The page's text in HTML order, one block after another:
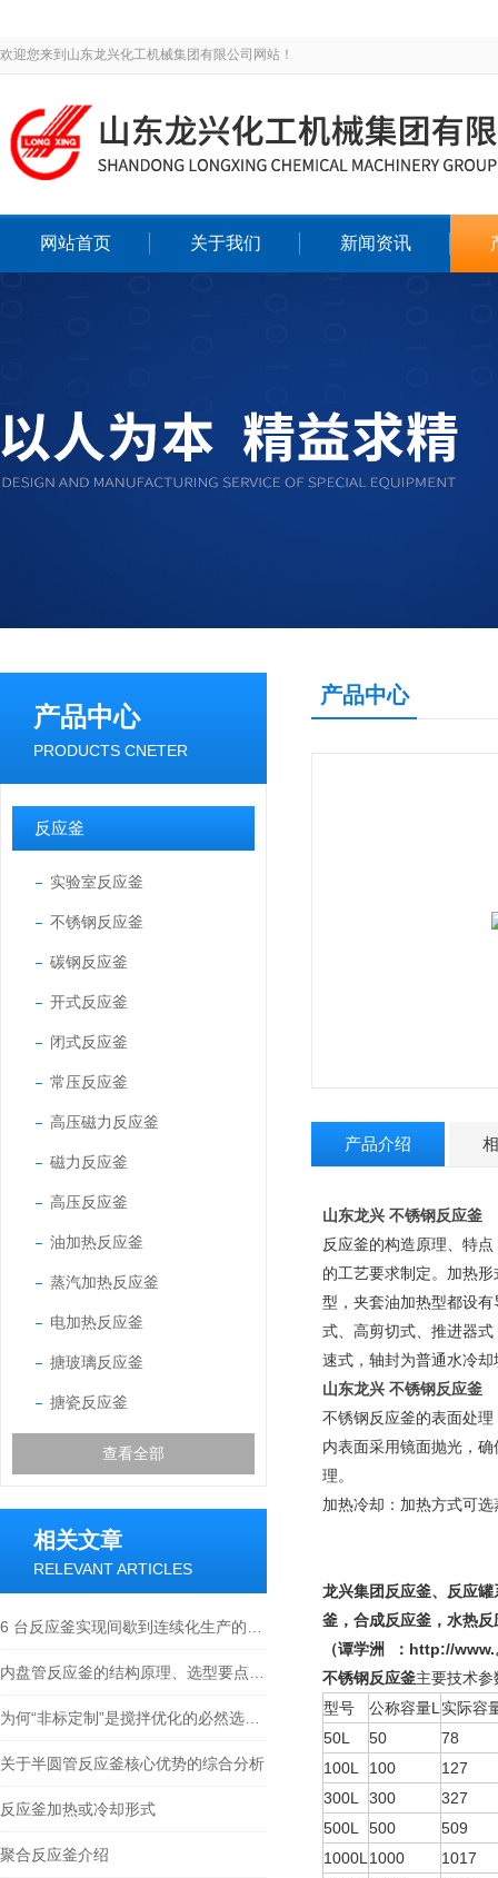
欢迎您来到山东龙兴化工机械集团有限公司网站！
网站首页 关于我们 新闻资讯
产品中心
PRODUCTS CNETER
反应釜
实验室反应釜
不锈钢反应釜
碳钢反应釜
开式反应釜
闭式反应釜
常压反应釜
高压磁力反应釜
磁力反应釜
高压反应釜
油加热反应釜
蒸汽加热反应釜
电加热反应釜
搪玻璃反应釜
搪瓷反应釜
查看全部
相关文章
RELEVANT ARTICLES
关于半圆管反应釜核心优势的综合分析
反应釜加热或冷却形式
聚合反应釜介绍
产品中心
产品介绍
山东龙兴 不锈钢反应釜
反应釜的构造原理、特点
的工艺要求制定。加热
型，夹套油加热型都设
式、高剪切式、推进器
速式，轴封为普通水冷却
山东龙兴 不锈钢反应釜
不锈钢反应釜的表面处理
内表面采用镜面抛光 ，
理。
加热冷却：加热方式可
龙兴集团反应釜、反应罐
釜，合成反应釜，水热
（谭学洲
： http://www.
不锈钢反应釜主要技术参
型号
公称容量L 实际容
50L
50
78
100L
100
127
300L
300
327
500L
500
509
1000L 1000
1017